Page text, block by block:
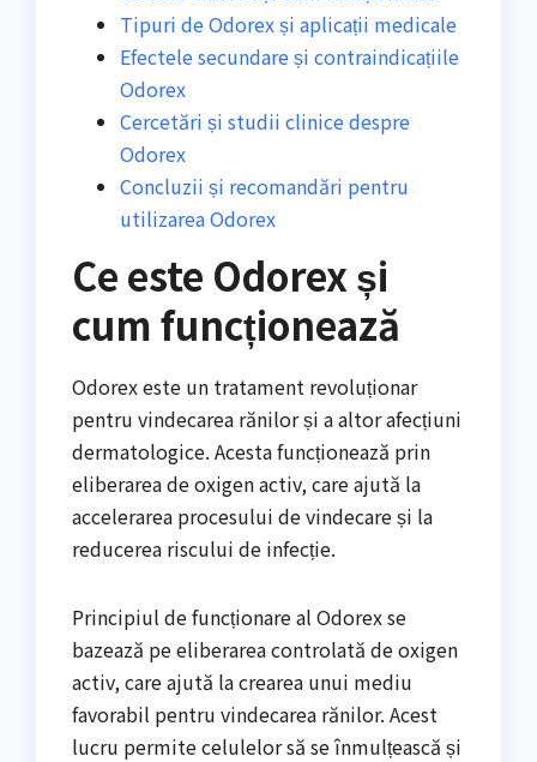
Tipuri de Odorex și aplicații medicale
Efectele secundare și contraindicațiile
Odorex
Cercetări și studii clinice despre
Odorex
Concluzii și recomandări pentru
utilizarea Odorex
Ce este Odorex și
cum funcționează
Odorex este un tratament revoluționar
pentru vindecarea rănilor și a altor afecțiuni
dermatologice. Acesta funcționează prin
eliberarea de oxigen activ, care ajută la
accelerarea procesului de vindecare și la
reducerea riscului de infecție.
Principiul de funcționare al Odorex se
bazează pe eliberarea controlată de oxigen
activ, care ajută la crearea unui mediu
favorabil pentru vindecarea rănilor. Acest
lucru permite celulelor să se înmulțească și